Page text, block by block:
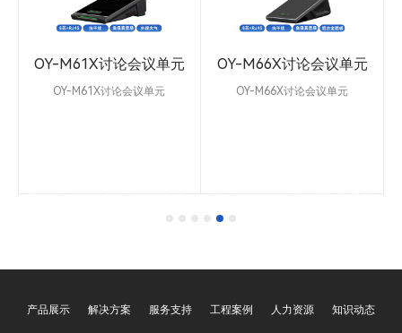
OY-M61X讨论会议单元
OY-M61X讨论会议单元
OY-M66X讨论会议单元
OY-M66X讨论会议单元
持摄像跟踪。具有主席优选和主席
产品展示 解决方案 服务支持 工程案例 人力资源 知识动态